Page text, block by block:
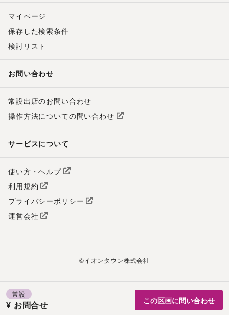
常設
¥ お問合せ この区画に問い合わせ
マイページ
保存した検索条件
検討リスト
お問い合わせ
常設出店のお問い合わせ
操作方法についての問い合わせ
サービスについて
使い方・ヘルプ
利用規約
プライバシーポリシー
運営会社
©イオンタウン株式会社